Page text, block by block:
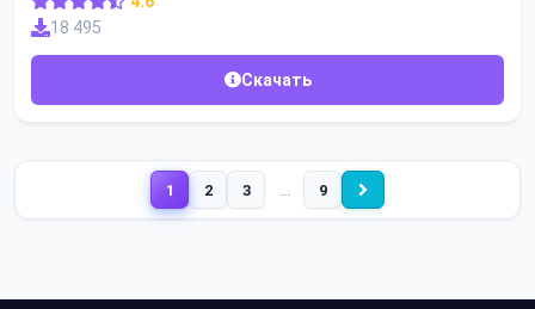
18 495
Скачать
1 2 3 9